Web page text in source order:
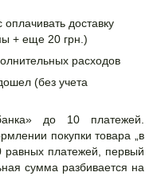
доставку
+ еще 20 грн.)
расходов
(без учета
до 10 платежей.
покупки товара „в
равных платежей, первый
сумма разбивается на